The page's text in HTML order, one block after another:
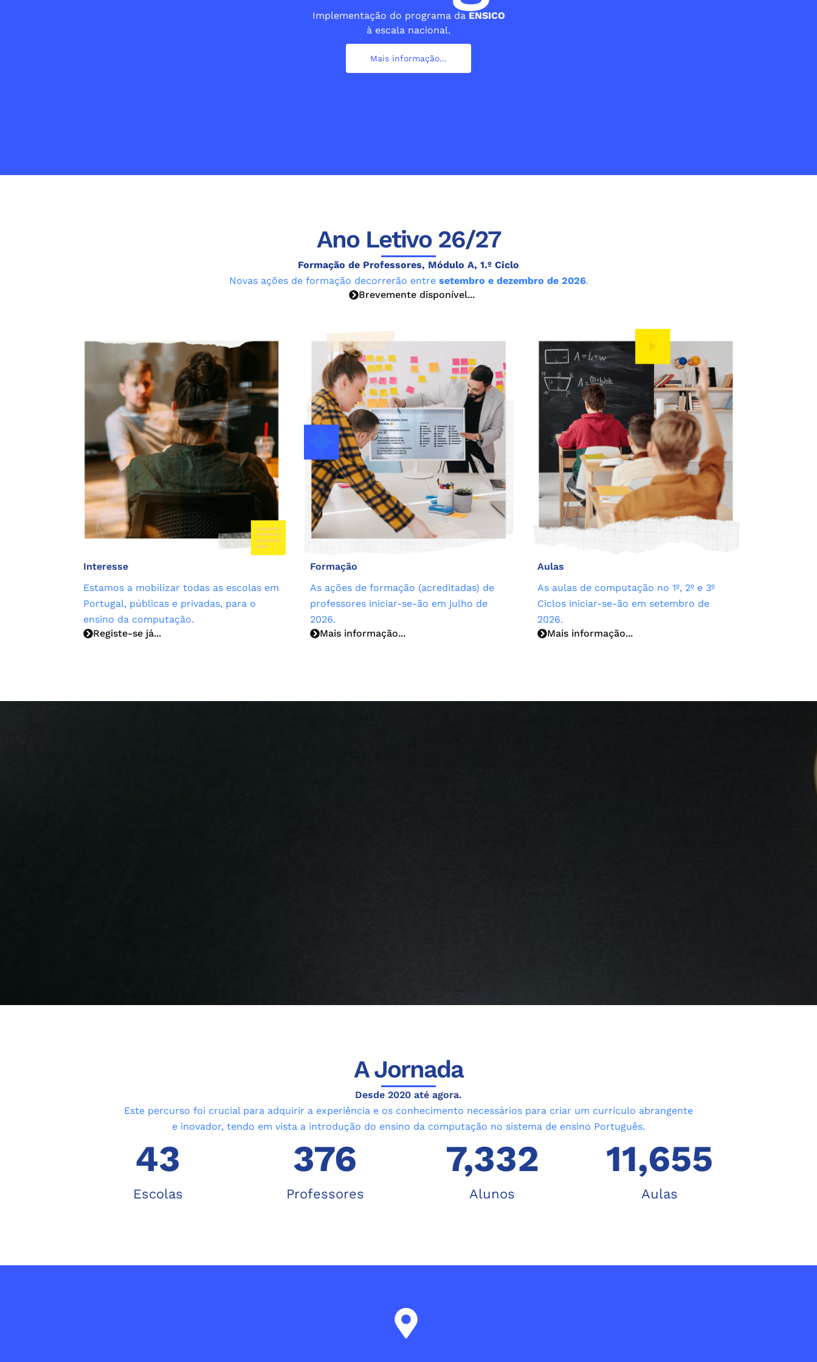
Implementação do programa da ENSICO
à escala nacional.
Mais informação...
Ano Letivo 26/27
Formação de Professores, Módulo A, 1.º Ciclo
Novas ações de formação decorrerão entre setembro e dezembro de 2026.
Brevemente disponível...
Interesse
Estamos a mobilizar todas as escolas em
Portugal, públicas e privadas, para o
ensino da computação.
Registe-se já...
Formação
As ações de formação (acreditadas) de
professores iniciar-se-ão em julho de
2026.
Mais informação...
Aulas
As aulas de computação no 1º, 2º e 3º
Ciclos iniciar-se-ão em setembro de
2026.
Mais informação...
A Jornada
Desde 2020 até agora.
Este percurso foi crucial para adquirir a experiência e os conhecimento necessários para criar um currículo abrangente
e inovador, tendo em vista a introdução do ensino da computação no sistema de ensino Português.
Escolas
43
Professores
376
Alunos
7,332
Aulas
11,655